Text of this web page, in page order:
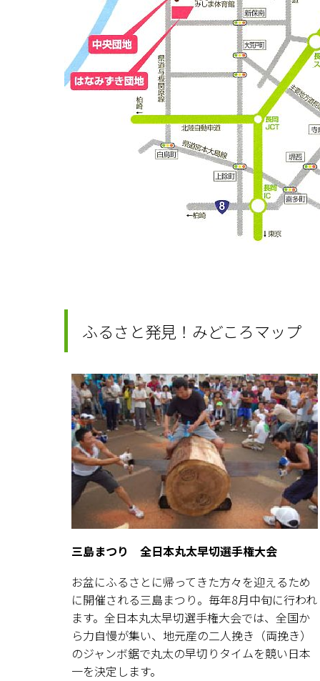
ふるさと発見！みどころマップ
三島まつり 全日本丸太早切選手権大会
お盆にふるさとに帰ってきた方々を迎えるため
に開催される三島まつり。毎年8月中旬に行われ
ます。全日本丸太早切選手権大会では、全国か
ら力自慢が集い、地元産の二人挽き（両挽き）
のジャンボ鋸で丸太の早切りタイムを競い日本
一を決定します。